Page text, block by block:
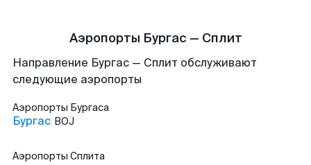
Аэропорты Бургас — Сплит
Направление Бургас — Сплит обслуживают
следующие аэропорты
Аэропорты Бургаса
Бургас BOJ
Аэропорты Сплита